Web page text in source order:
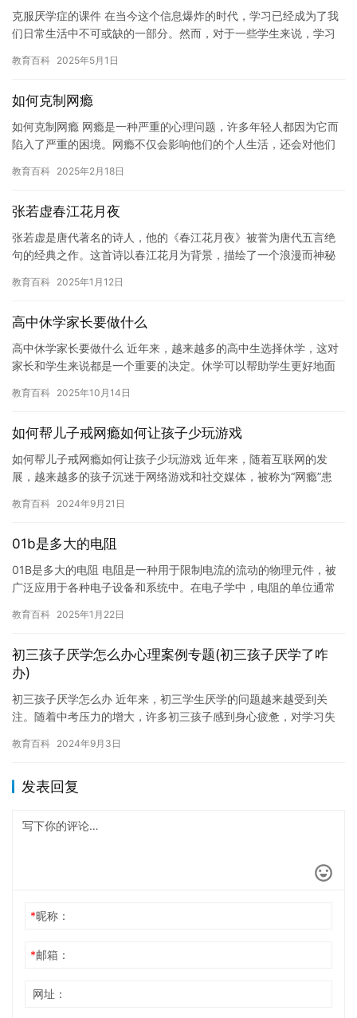
克服厌学症的课件 在当今这个信息爆炸的时代，学习已经成为了我
们日常生活中不可或缺的一部分。然而，对于一些学生来说，学习
生们…
教育百科 2025年5月1日
如何克制网瘾
如何克制网瘾 网瘾是一种严重的心理问题，许多年轻人都因为它而
陷入了严重的困境。网瘾不仅会影响他们的个人生活，还会对他们
了一…
教育百科 2025年2月18日
张若虚春江花月夜
张若虚是唐代著名的诗人，他的《春江花月夜》被誉为唐代五言绝
句的经典之作。这首诗以春江花月为背景，描绘了一个浪漫而神秘
上明…
教育百科 2025年1月12日
高中休学家长要做什么
高中休学家长要做什么 近年来，越来越多的高中生选择休学，这对
家长和学生来说都是一个重要的决定。休学可以帮助学生更好地面
出休…
教育百科 2025年10月14日
如何帮儿子戒网瘾如何让孩子少玩游戏
如何帮儿子戒网瘾如何让孩子少玩游戏 近年来，随着互联网的发
展，越来越多的孩子沉迷于网络游戏和社交媒体，被称为“网瘾”患
让孩…
教育百科 2024年9月21日
01b是多大的电阻
01B是多大的电阻 电阻是一种用于限制电流的流动的物理元件，被
广泛应用于各种电子设备和系统中。在电子学中，电阻的单位通常
教育百科 2025年1月22日
初三孩子厌学怎么办心理案例专题(初三孩子厌学了咋
办)
初三孩子厌学怎么办 近年来，初三学生厌学的问题越来越受到关
注。随着中考压力的增大，许多初三孩子感到身心疲惫，对学习失
孩子…
教育百科 2024年9月3日
发表回复
*昵称：
*邮箱：
网址：